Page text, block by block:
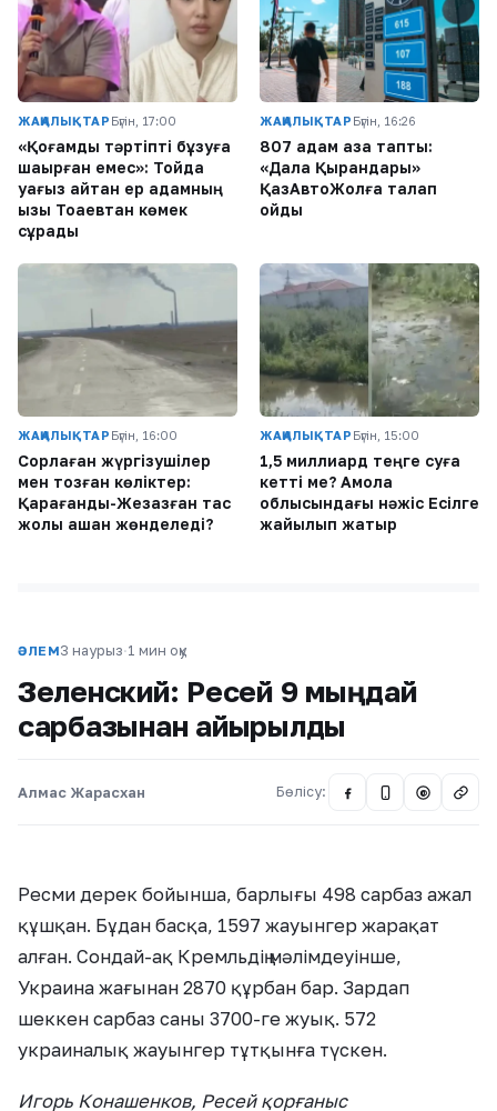
ЖАҢАЛЫҚТАР Бүгін, 17:00
«Қоғамдық тәртіпті бұзуға
шақырған емес»: Тойда
уағыз айтқан ер адамның
қызы Тоқаевтан көмек
сұрады
ЖАҢАЛЫҚТАР Бүгін, 16:26
807 адам қаза тапты:
«Дала Қырандары»
ҚазАвтоЖолға талап
қойды
ЖАҢАЛЫҚТАР Бүгін, 16:00
Сорлаған жүргізушілер
мен тозған көліктер:
Қарағанды-Жезқазған тас
жолы қашан жөнделеді?
ЖАҢАЛЫҚТАР Бүгін, 15:00
1,5 миллиард теңге суға
кетті ме? Ақмола
облысындағы нәжіс Есілге
жайылып жатыр
ӘЛЕМ3 наурыз·1 мин оқу
Зеленский: Ресей 9 мыңдай
сарбазынан айырылды
Алмас Жарасхан Бөлісу: @
Ресми дерек бойынша, барлығы 498 сарбаз ажал
құшқан. Бұдан басқа, 1597 жауынгер жарақат
алған. Сондай-ақ Кремльдің мәлімдеуінше,
Украина жағынан 2870 құрбан бар. Зардап
шеккен сарбаз саны 3700-ге жуық. 572
украиналық жауынгер тұтқынға түскен.
Игорь Конашенков, Ресей қорғаныс